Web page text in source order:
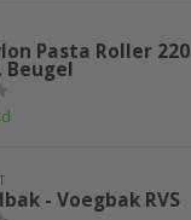
Pasta Roller 220
Beugel
- Voegbak RVS